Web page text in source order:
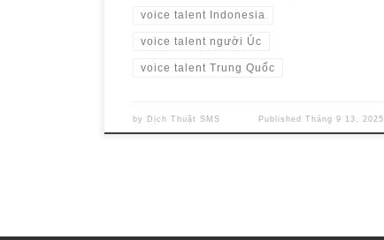
voice talent Indonesia
voice talent người Úc
voice talent Trung Quốc
by Dịch Thuật SMS Published Tháng 9 13, 2025